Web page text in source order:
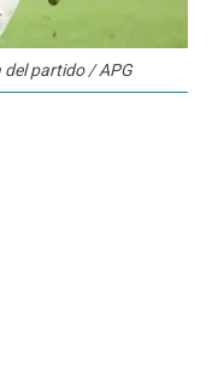
del partido / APG